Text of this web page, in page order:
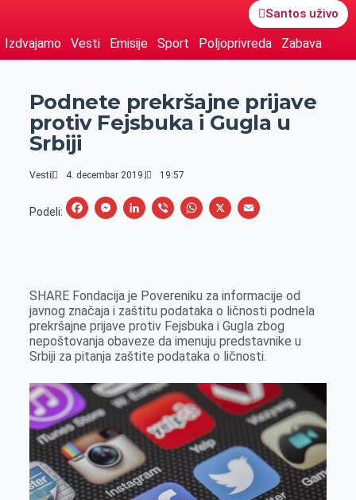
Santos uživo
Izdvajamo Vesti Emisije Sport Poljoprivreda Zabava
Podnete prekršajne prijave
protiv Fejsbuka i Gugla u
Srbiji
Vesti 4. decembar 2019. 19:57
Podeli:
F
b
o
o
k
M
e
n
g
e
r
L
e
d
I
n
V
r
W
s
A
p
p
X
E
l
SHARE Fondacija je Povereniku za informacije od
javnog značaja i zaštitu podataka o ličnosti podnela
prekršajne prijave protiv Fejsbuka i Gugla zbog
nepoštovanja obaveze da imenuju predstavnike u
Srbiji za pitanja zaštite podataka o ličnosti.